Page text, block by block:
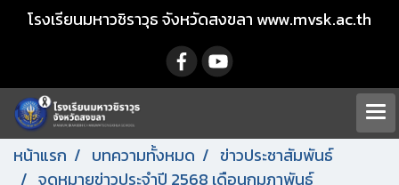
โรงเรียนมหาวชิราวุธ จังหวัดสงขลา www.mvsk.ac.th
หน้าแรก บทความทั้งหมด
ข่าวประชาสัมพันธ์
จดหมายข่าวประจำปี 2568 เดือนกุมภาพันธ์